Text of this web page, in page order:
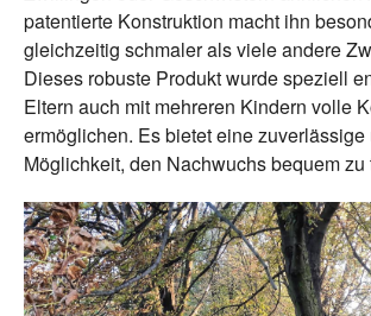
patentierte Konstruktion macht ihn
gleichzeitig schmaler als viele andere
Dieses robuste Produkt wurde speziell
Eltern auch mit mehreren Kindern volle
ermöglichen. Es bietet eine
Möglichkeit, den Nachwuchs bequem zu